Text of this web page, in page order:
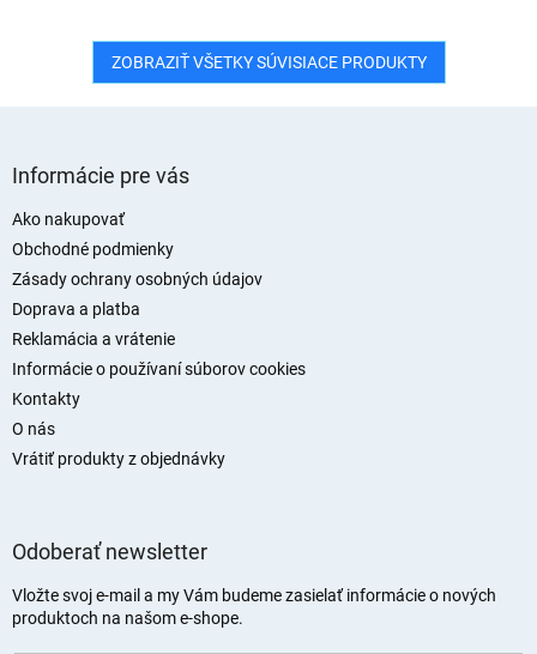
ZOBRAZIŤ VŠETKY SÚVISIACE PRODUKTY
Informácie pre vás
Ako nakupovať
Obchodné podmienky
Zásady ochrany osobných údajov
Doprava a platba
Reklamácia a vrátenie
Informácie o používaní súborov cookies
Kontakty
O nás
Vrátiť produkty z objednávky
Odoberať newsletter
Vložte svoj e-mail a my Vám budeme zasielať informácie o nových
produktoch na našom e-shope.